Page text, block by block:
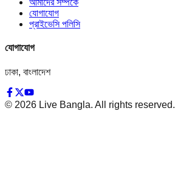
আমাদের সম্পর্কে
যোগাযোগ
প্রাইভেসি পলিসি
যোগাযোগ
ঢাকা, বাংলাদেশ
© 2026 Live Bangla. All rights reserved.